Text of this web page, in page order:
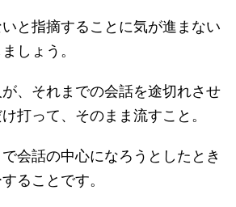
と指摘することに気が進まない
しょう。
、それまでの会話を途切れさせ
打って、そのまま流すこと。
会話の中心になろうとしたとき
ることです。